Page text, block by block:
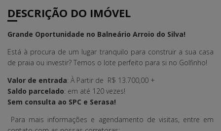
DESCRIÇÃO DO IMÓVEL
Grande Oportunidade no Balneário Arroio do Silva!
Está à procura de um lugar tranquilo para construir a sua casa
de praia ou investir? Temos o lote perfeito para si no Golfinho!
Valor de entrada: À Partir de R$ 13.700,00 +
Saldo parcelado: em até 120 vezes!
Sem consulta ao SPC e Serasa!
Para mais informações e agendamento de visitas, entre em